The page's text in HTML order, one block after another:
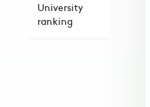
University
ranking